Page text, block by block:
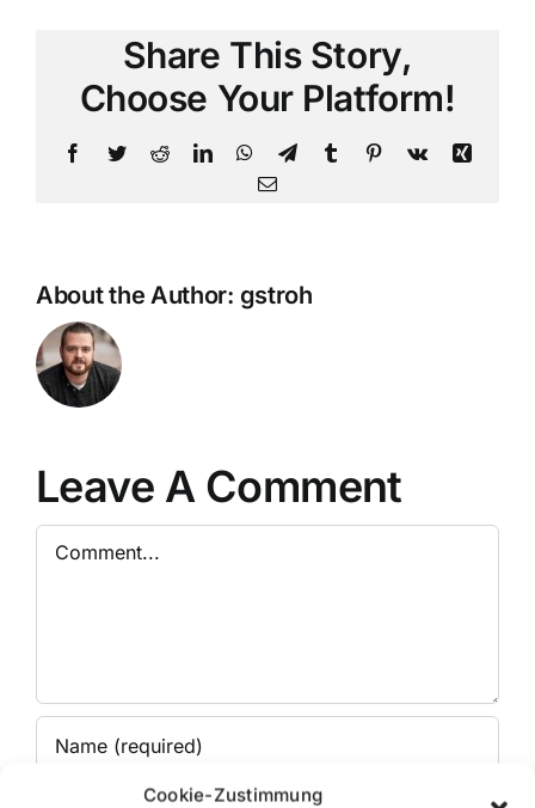
Cookie-Zustimmung
Share This Story,
Choose Your Platform!
Facebook
TwitterRedditLinkedInWhatsApp
TelegramTumblr Pinterest
Vk
Xing
Email
About the Author: gstroh
Leave A Comment